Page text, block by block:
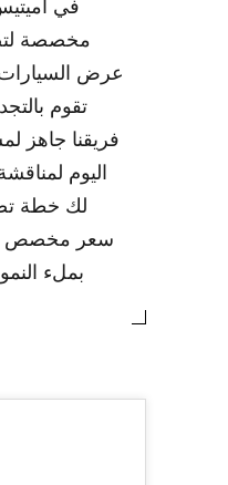
مخصصة
عرض
تقوم
فريقنا جاهز
اليوم
لك خطة
سعر مخصص
بملء